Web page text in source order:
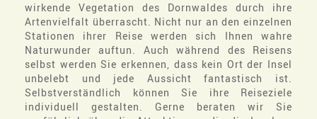
wirkende Vegetation des Dornwaldes durch ihre
Artenvielfalt überrascht. Nicht nur an den einzelnen
Stationen ihrer Reise werden sich Ihnen wahre
Naturwunder auftun. Auch während des Reisens
selbst werden Sie erkennen, dass kein Ort der Insel
unbelebt und jede Aussicht fantastisch ist.
Selbstverständlich können Sie ihre Reiseziele
individuell gestalten. Gerne beraten wir Sie